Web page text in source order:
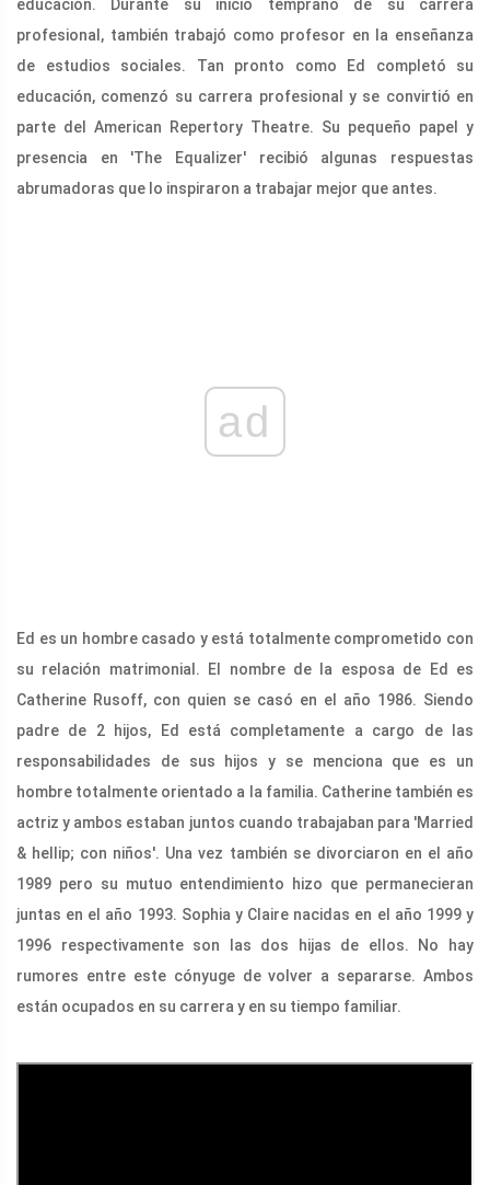
educación. Durante su inicio temprano de su carrera
profesional, también trabajó como profesor en la enseñanza
de estudios sociales. Tan pronto como Ed completó su
educación, comenzó su carrera profesional y se convirtió en
parte del American Repertory Theatre. Su pequeño papel y
presencia en 'The Equalizer' recibió algunas respuestas
abrumadoras que lo inspiraron a trabajar mejor que antes.
ad
Ed es un hombre casado y está totalmente comprometido con
su relación matrimonial. El nombre de la esposa de Ed es
Catherine Rusoff, con quien se casó en el año 1986. Siendo
padre de 2 hijos, Ed está completamente a cargo de las
responsabilidades de sus hijos y se menciona que es un
hombre totalmente orientado a la familia. Catherine también es
actriz y ambos estaban juntos cuando trabajaban para 'Married
& hellip; con niños'. Una vez también se divorciaron en el año
1989 pero su mutuo entendimiento hizo que permanecieran
juntas en el año 1993. Sophia y Claire nacidas en el año 1999 y
1996 respectivamente son las dos hijas de ellos. No hay
rumores entre este cónyuge de volver a separarse. Ambos
están ocupados en su carrera y en su tiempo familiar.